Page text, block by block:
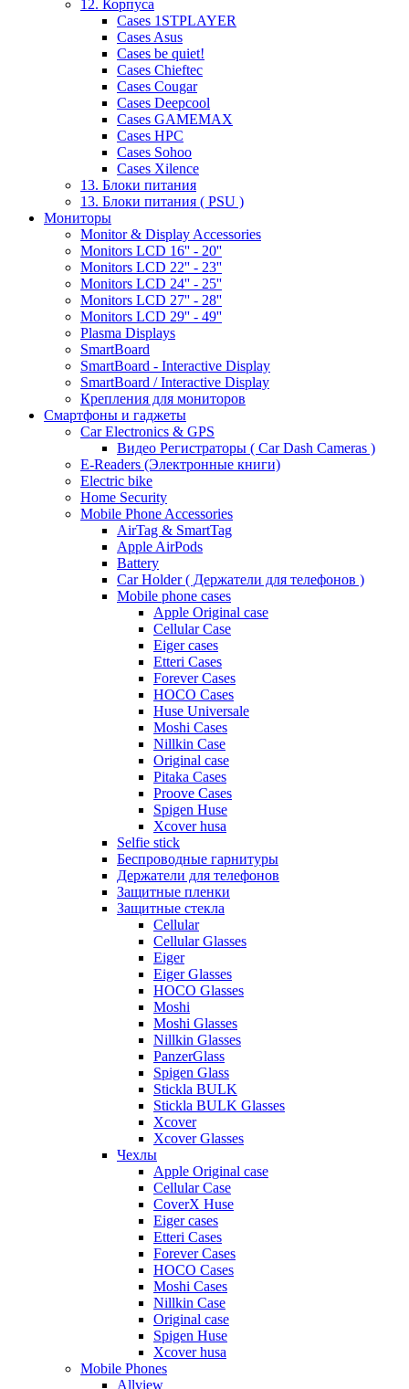
12. Корпуса
Cases 1STPLAYER
Cases Asus
Cases be quiet!
Cases Chieftec
Cases Cougar
Cases Deepcool
Cases GAMEMAX
Cases HPC
Cases Sohoo
Cases Xilence
13. Блоки питания
13. Блоки питания ( PSU )
Мониторы
Monitor & Display Accessories
Monitors LCD 16'' - 20''
Monitors LCD 22'' - 23''
Monitors LCD 24'' - 25''
Monitors LCD 27'' - 28''
Monitors LCD 29'' - 49''
Plasma Displays
SmartBoard
SmartBoard - Interactive Display
SmartBoard / Interactive Display
Крепления для мониторов
Смартфоны и гаджеты
Car Electronics & GPS
Видео Регистраторы ( Car Dash Cameras )
E-Readers (Электронные книги)
Electric bike
Home Security
Mobile Phone Accessories
AirTag & SmartTag
Apple AirPods
Battery
Car Holder ( Держатели для телефонов )
Mobile phone cases
Apple Original case
Cellular Case
Eiger cases
Etteri Cases
Forever Cases
HOCO Cases
Huse Universale
Moshi Cases
Nillkin Case
Original case
Pitaka Cases
Proove Cases
Spigen Huse
Xcover husa
Selfie stick
Беспроводные гарнитуры
Держатели для телефонов
Защитные пленки
Защитные стекла
Cellular
Cellular Glasses
Eiger
Eiger Glasses
HOCO Glasses
Moshi
Moshi Glasses
Nillkin Glasses
PanzerGlass
Spigen Glass
Stickla BULK
Stickla BULK Glasses
Xcover
Xcover Glasses
Чехлы
Apple Original case
Cellular Case
CoverX Huse
Eiger cases
Etteri Cases
Forever Cases
HOCO Cases
Moshi Cases
Nillkin Case
Original case
Spigen Huse
Xcover husa
Mobile Phones
Allview